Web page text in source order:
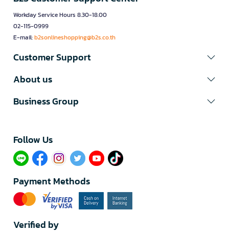
Workday Service Hours 8.30-18.00
02-115-0999
E-mail:b2sonlineshopping@b2s.co.th
Customer Support
About us
Business Group
Follow Us​
Payment Methods
Verified by